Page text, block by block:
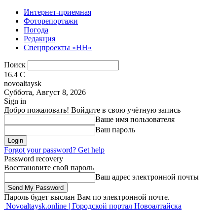
Интернет-приемная
Фоторепортажи
Погода
Редакция
Спецпроекты «НН»
Поиск
16.4 C
novoaltaysk
Суббота, Август 8, 2026
Sign in
Добро пожаловать! Войдите в свою учётную запись
Ваше имя пользователя
Ваш пароль
Forgot your password? Get help
Password recovery
Восстановите свой пароль
Ваш адрес электронной почты
Пароль будет выслан Вам по электронной почте.
Novoaltaysk.online | Городской портал Новоалтайска